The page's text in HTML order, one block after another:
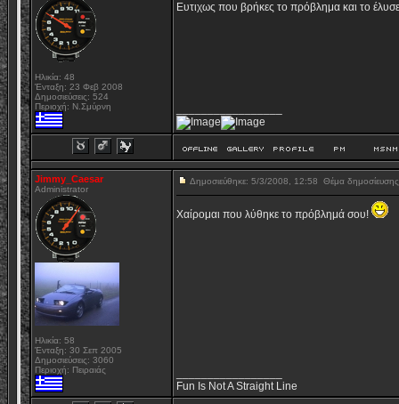
Ηλικία: 48
Ένταξη: 23 Φεβ 2008
Δημοσιεύσεις: 524
Περιοχή: Ν.Σμύρνη
Ευτιχως που βρήκες το πρόβλημα και το
Jimmy_Caesar
Administrator
Ηλικία: 58
Ένταξη: 30 Σεπ 2005
Δημοσιεύσεις: 3060
Περιοχή: Πειραιάς
Δημοσιεύθηκε: 5/3/2008, 12:58 Θέμα
Χαίρομαι που λύθηκε το πρόβλημά σου!
Fun Is Not A Straight Line